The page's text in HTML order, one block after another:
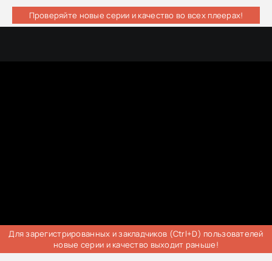
Проверяйте новые серии и качество во всех плеерах!
Для зарегистрированных и закладчиков (Ctrl+D) пользователей
новые серии и качество выходит раньше!